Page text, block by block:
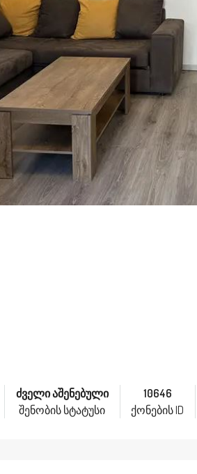
ძველი აშენებული
შენობის სტატუსი
10646
ქონების ID